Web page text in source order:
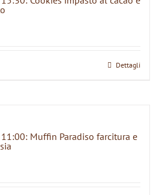
Dettagli
Muffin Paradiso farcitura e